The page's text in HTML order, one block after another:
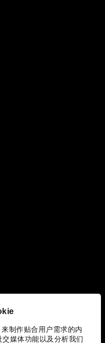
制作贴合用户需求的内
媒体功能以及分析我们